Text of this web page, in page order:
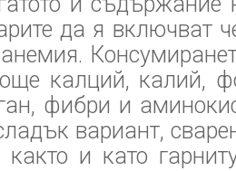
да я включват
калций, калий,
фибри и
вариант,
както и като